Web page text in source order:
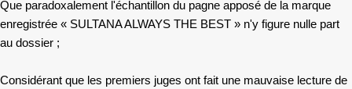
Que paradoxalement l'échantillon du pagne apposé de la marque
enregistrée « SULTANA ALWAYS THE BEST » n'y figure nulle part
au dossier ;
Considérant que les premiers juges ont fait une mauvaise lecture de